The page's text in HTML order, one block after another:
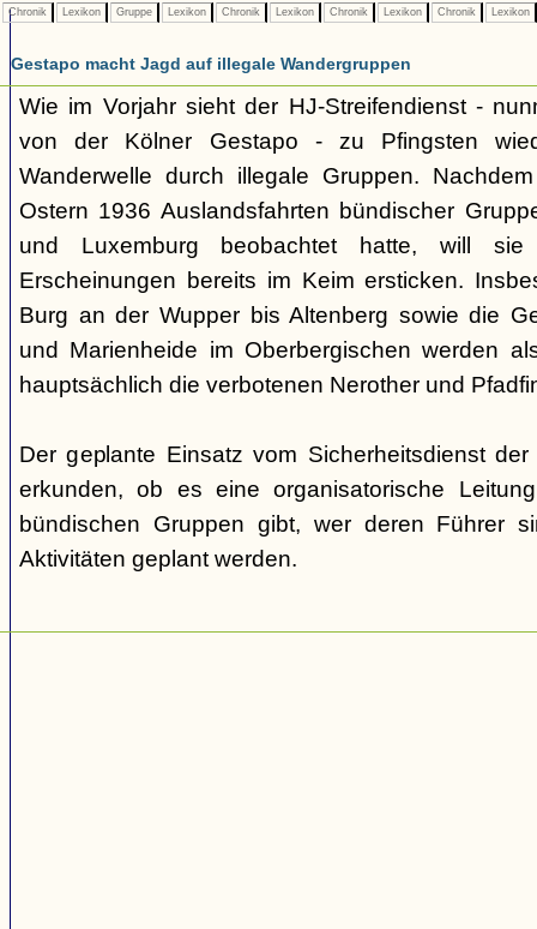
Chronik Lexikon Gruppe Lexikon Chronik Lexikon Chronik Lexikon Chronik Lexikon
Gestapo macht Jagd auf illegale Wandergruppen
Wie im Vorjahr sieht der HJ-Streifendienst -
von der Kölner Gestapo - zu Pfingsten
Wanderwelle durch illegale Gruppen.
Ostern 1936 Auslandsfahrten bündischer
und Luxemburg beobachtet hatte, will
Erscheinungen bereits im Keim ersticken.
Burg an der Wupper bis Altenberg sowie die
und Marienheide im Oberbergischen werden
hauptsächlich die verbotenen Nerother und
Der geplante Einsatz vom Sicherheitsdienst
erkunden, ob es eine organisatorische
bündischen Gruppen gibt, wer deren Führer
Aktivitäten geplant werden.